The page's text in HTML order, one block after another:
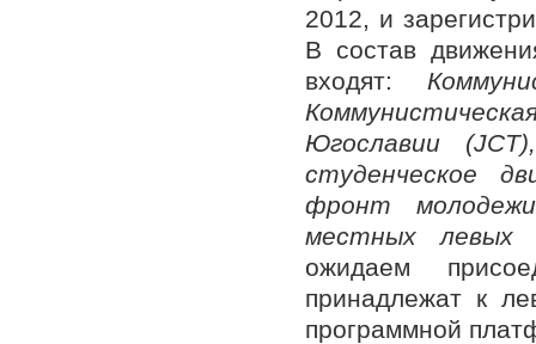
2012, и
В состав
входят:
Югославии
студенческое
фронт
местных левых
ожидаем
принадлежат к
программной